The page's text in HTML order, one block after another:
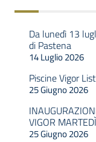
Da lunedì 13
di Pastena
14 Luglio 2026
Piscine Vigor
25 Giugno 2026
VIGOR
25 Giugno 2026